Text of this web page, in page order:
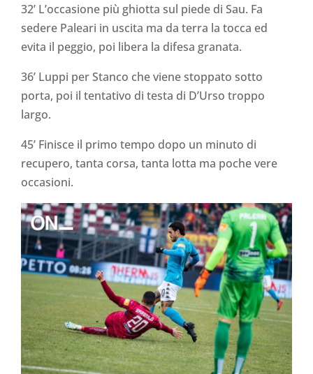
32’ L’occasione più ghiotta sul piede di Sau. Fa
sedere Paleari in uscita ma da terra la tocca ed
evita il peggio, poi libera la difesa granata.
36’ Luppi per Stanco che viene stoppato sotto
porta, poi il tentativo di testa di D’Urso troppo
largo.
45’ Finisce il primo tempo dopo un minuto di
recupero, tanta corsa, tanta lotta ma poche vere
occasioni.